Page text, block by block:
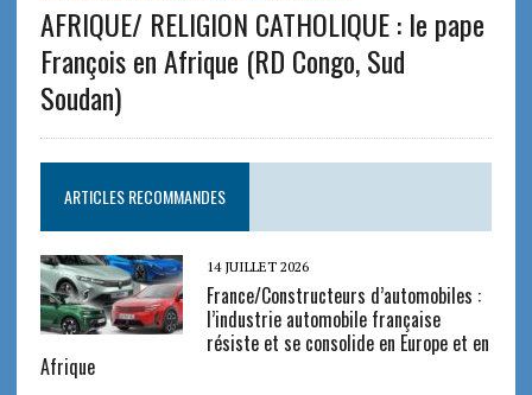
AFRIQUE/ RELIGION CATHOLIQUE : le pape
François en Afrique (RD Congo, Sud
Soudan)
ARTICLES RECOMMANDES
14 JUILLET 2026
France/Constructeurs d’automobiles :
l’industrie automobile française
résiste et se consolide en Europe et en
Afrique